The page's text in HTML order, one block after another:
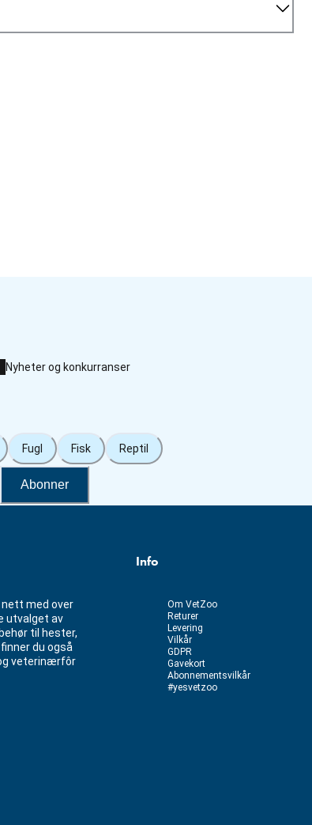
Nyheter og konkurranser
Fugl Fisk Reptil
Abonner
nett med over
utvalget av
til hester,
du også
veterinærfôr
Info
Om VetZoo
Returer
Levering
Vilkår
GDPR
Gavekort
Abonnementsvilkår
#yesvetzoo